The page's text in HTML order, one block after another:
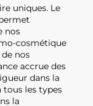
uniques. Le
nos
cosmétique
nos
accrue des
dans la
tous les types
la